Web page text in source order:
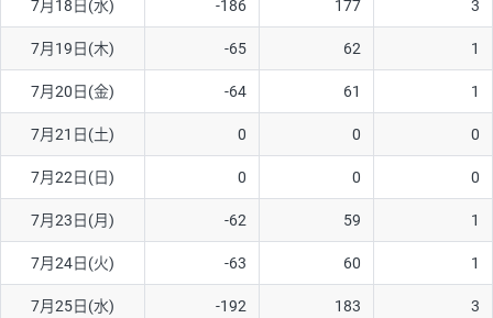
7月18日(水) -186 177 3
7月19日(木) -65 62 1
7月20日(金) -64 61 1
7月21日(土) 0 0 0
7月22日(日) 0 0 0
7月23日(月) -62 59 1
7月24日(火) -63 60 1
7月25日(水) -192 183 3